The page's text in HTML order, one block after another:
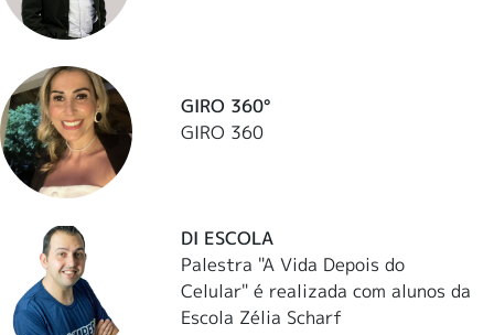
GIRO 360°
GIRO 360
DI ESCOLA
Palestra "A Vida Depois do
Celular" é realizada com alunos da
Escola Zélia Scharf